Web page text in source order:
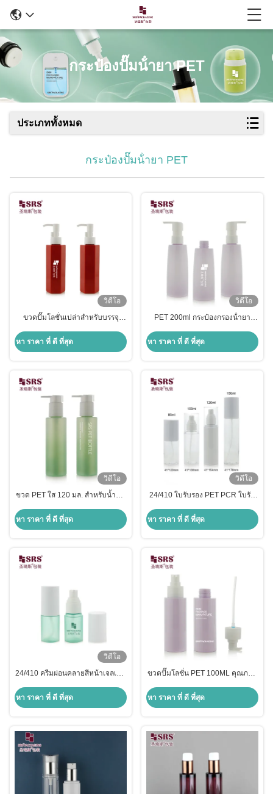
กระป๋องปั๊มน้ํายา PET
ประเภททั้งหมด
กระป๋องปั๊มน้ํายา PET
วิดีโอ
ขวดปั๊มโลชั่นเปล่าสำหรับบรรจุ
ขนาด 150 มล. สีตามสั่ง
หา ราคา ที่ ดี ที่สุด
วิดีโอ
PET 200ml กระป๋องกรองน้ํายา
หา ราคา ที่ ดี ที่สุด
วิดีโอ
ขวด PET ใส 120 มล. สำหรับน้ำมัน
หา ราคา ที่ ดี ที่สุด
วิดีโอ
24/410 ใบรับรอง PET PCR ใบรับ
แต่งสี ขาว กล่องโลชั่น สําหรับพื้น
ฐาน เจลเซรมใบหน้า
หา ราคา ที่ ดี ที่สุด
วิดีโอ
24/410 ครีมผ่อนคลายสีหน้าเจลเพต
โลชั่นเครื่องสําอาง
หา ราคา ที่ ดี ที่สุด
ขวดปั๊มโลชั่น PET 100ML คุณภาพ
หน้าพลาสติก
หา ราคา ที่ ดี ที่สุด